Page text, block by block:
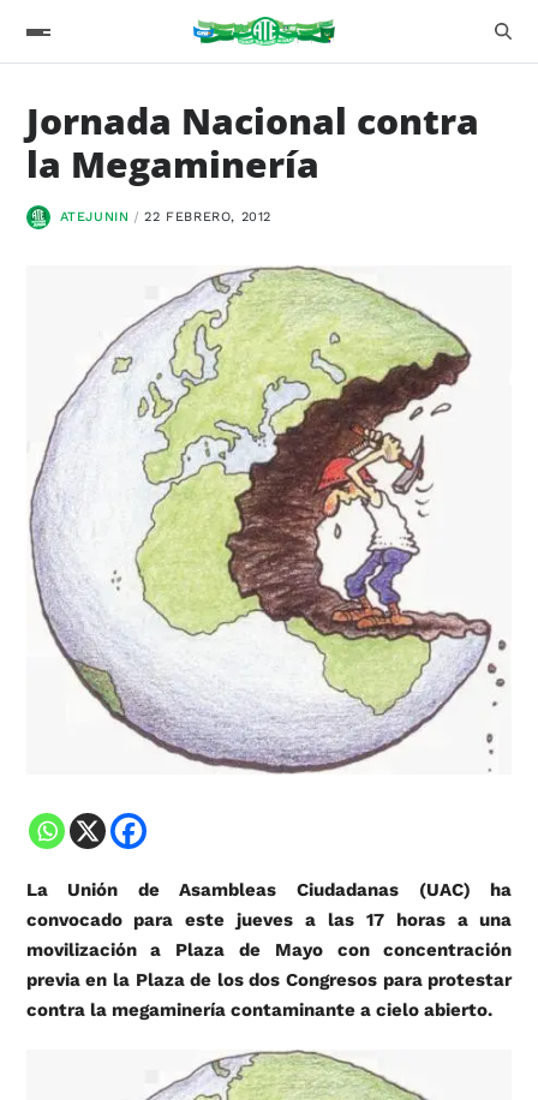
Jornada Nacional contra
la Megaminería
ATEJUNIN 22 FEBRERO, 2012
La Unión de Asambleas Ciudadanas (UAC) ha
convocado para este jueves a las 17 horas a una
movilización a Plaza de Mayo con concentración
previa en la Plaza de los dos Congresos para protestar
contra la megaminería contaminante a cielo abierto.